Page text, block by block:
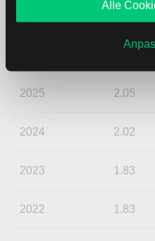
Sie zulassen oder
Sie jederzeit in den
Weitere Infos auch in
Alle
2025 2.05
2024 2.02
2023 1.83
2022 1.83